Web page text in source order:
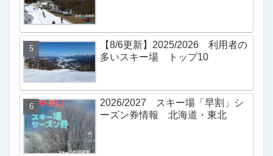
【8/6更新】2025/2026 利用者の
多いスキー場 トップ10
2026/2027 スキー場「早割」シ
ーズン券情報 北海道・東北